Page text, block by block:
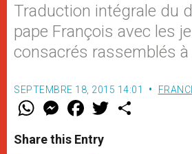
Traduction intégrale du
pape François avec les
consacrés rassemblés à
SEPTEMBRE 18, 2015 14:01
W
t
s
M
e
s
e
F
a
e
b
w
Share this Entry